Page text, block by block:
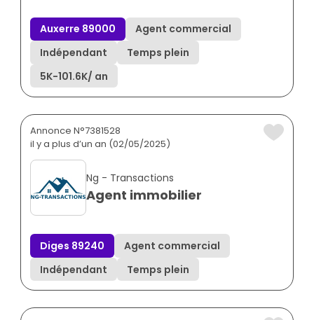
Auxerre 89000
Agent commercial
Indépendant
Temps plein
5K-101.6K/ an
Annonce N°7381528
il y a plus d’un an (02/05/2025)
Ng - Transactions
Agent immobilier
Diges 89240
Agent commercial
Indépendant
Temps plein